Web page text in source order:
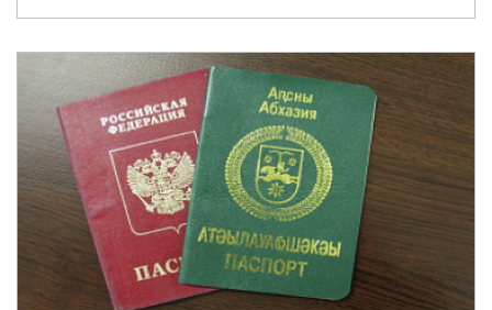
бесплатными